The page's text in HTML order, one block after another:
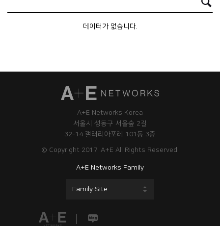
데이터가 없습니다.
A+E Networks Korea
서울시 성동구 서울숲 2길
32-14 갤러리아포레 101동 3층
© Copyright 2017. A+E All Rights Reserved.
A+E Networks Family
Family Site